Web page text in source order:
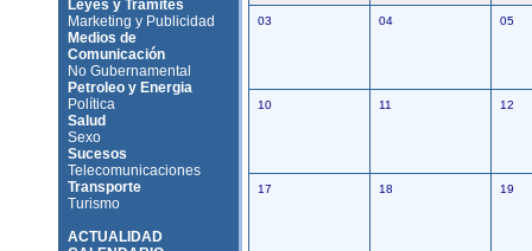
Leyes y Trámites
Marketing y Publicidad
Medios de
Comunicación
No Gubernamental
Petroleo y Energia
Política
Salud
Sexo
Sucesos
Telecomunicaciones
Transporte
Turismo
ACTUALIDAD
03 04 05
10 11 12
17 18 19